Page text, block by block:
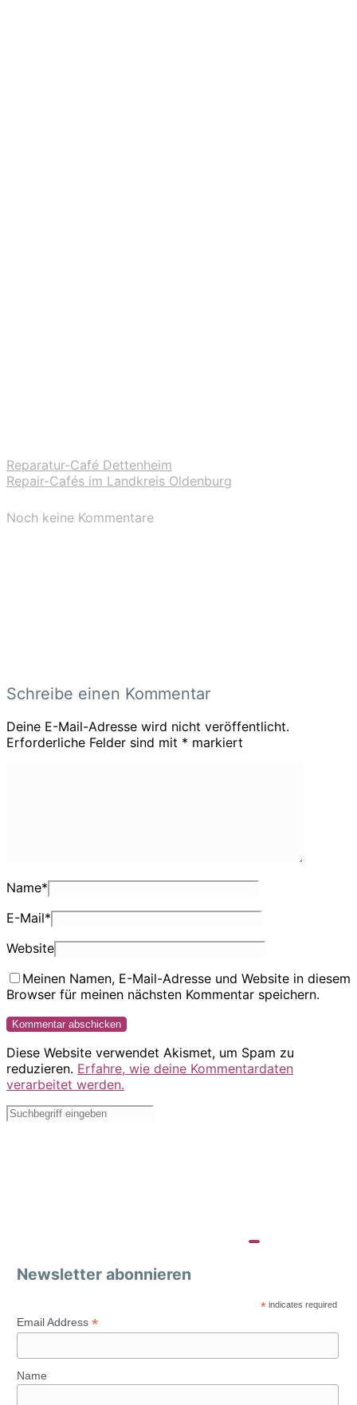
Reparatur-Café Dettenheim
Repair-Cafés im Landkreis Oldenburg
Noch keine Kommentare
Schreibe einen Kommentar
Deine E-Mail-Adresse wird nicht veröffentlicht.
Erforderliche Felder sind mit * markiert
Name*
E-Mail*
Website
Meinen Namen, E-Mail-Adresse und Website in diesem
Browser für meinen nächsten Kommentar speichern.
Diese Website verwendet Akismet, um Spam zu
reduzieren. Erfahre, wie deine Kommentardaten
verarbeitet werden.
Newsletter abonnieren
* indicates required
Email Address *
Name